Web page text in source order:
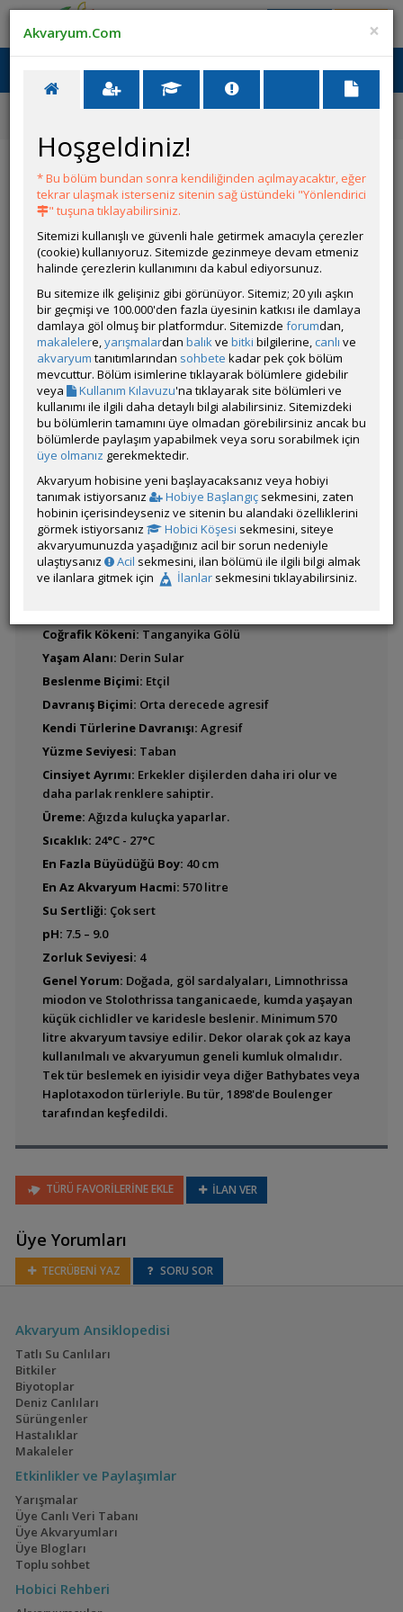
Ana Menü
Ana Sayfa
Tatlı Su Canlıları
Tanganyika Cichlidleri
Bathybates fasciatus
Grubun Diğer Türleri
Liste
Cyprichromis
leptosoma (Leptosoma)
Cyprichromis
microlepidotus
Cyprichromis pavo
'Leptosoma Jumbo'
Paracyprichromis
nigripinnis
(Nigripinnis)
(Frontoza)
BALIK BULUCU FOTO ARA
Latince
Adı:
Coğrafik Kökeni:Tanganyika Gölü
Yaşam Alanı: Derin Sular
Beslenme Biçimi: Etçil
Davranış Biçimi: Orta derecede agresif
Kendi Türlerine Davranışı: Agresif
Yüzme Seviyesi: Taban
Cinsiyet Ayrımı: Erkekler dişilerden daha iri olur ve
daha parlak renklere sahiptir.
Üreme: Ağızda kuluçka yaparlar.
Sıcaklık: 24°C - 27°C
En Fazla Büyüdüğü Boy: 40 cm
En Az Akvaryum Hacmi: 570 litre
Su Sertliği: Çok sert
pH: 7.5 – 9.0
Zorluk Seviyesi: 4
Genel Yorum: Doğada, göl sardalyaları, Limnothrissa
miodon ve Stolothrissa tanganicaede, kumda yaşayan
küçük cichlidler ve karidesle beslenir. Minimum 570
litre akvaryum tavsiye edilir. Dekor olarak çok az kaya
kullanılmalı ve akvaryumun geneli kumluk olmalıdır.
Tek tür beslemek en iyisidir veya diğer Bathybates veya
Haplotaxodon türleriyle. Bu tür, 1898'de Boulenger
tarafından keşfedildi.
TÜRÜ FAVORİLERİNE EKLE İLAN VER
Üye Yorumları
TECRÜBENİ YAZ SORU SOR
Akvaryum Ansiklopedisi
Tatlı Su Canlıları
Bitkiler
Biyotoplar
Deniz Canlıları
Sürüngenler
Hastalıklar
Makaleler
Etkinlikler ve Paylaşımlar
Yarışmalar
Üye Canlı Veri Tabanı
Üye Akvaryumları
Üye Blogları
Toplu sohbet
Hobici Rehberi
×
Akvaryum.Com
Hoşgeldiniz!
* Bu bölüm bundan sonra kendiliğinden açılmayacaktır, eğer
tekrar ulaşmak isterseniz sitenin sağ üstündeki "Yönlendirici
" tuşuna tıklayabilirsiniz.
Sitemizi kullanışlı ve güvenli hale getirmek amacıyla çerezler
(cookie) kullanıyoruz. Sitemizde gezinmeye devam etmeniz
halinde çerezlerin kullanımını da kabul ediyorsunuz.
Bu sitemize ilk gelişiniz gibi görünüyor. Sitemiz; 20 yılı aşkın
bir geçmişi ve 100.000'den fazla üyesinin katkısı ile damlaya
damlaya göl olmuş bir platformdur. Sitemizde forumdan,
makalelere,yarışmalardan balıkve bitki bilgilerine, canlı ve
akvaryum tanıtımlarından sohbete kadar pek çok bölüm
mevcuttur. Bölüm isimlerine tıklayarak bölümlere gidebilir
veya
Kullanım Kılavuzu'na tıklayarak site bölümleri ve
kullanımı ile ilgili daha detaylı bilgi alabilirsiniz. Sitemizdeki
bu bölümlerin tamamını üye olmadan görebilirsiniz ancak bu
bölümlerde paylaşım yapabilmek veya soru sorabilmek için
üye olmanız gerekmektedir.
Akvaryum hobisine yeni başlayacaksanız veya hobiyi
tanımak istiyorsanız
Hobiye Başlangıç sekmesini, zaten
hobinin içerisindeyseniz ve sitenin bu alandaki özelliklerini
görmek istiyorsanız
Hobici Köşesi sekmesini, siteye
akvaryumunuzda yaşadığınız acil bir sorun nedeniyle
ulaştıysanız
Acil sekmesini, ilan bölümü ile ilgili bilgi almak
ve ilanlara gitmek için
İlanlar sekmesini tıklayabilirsiniz.